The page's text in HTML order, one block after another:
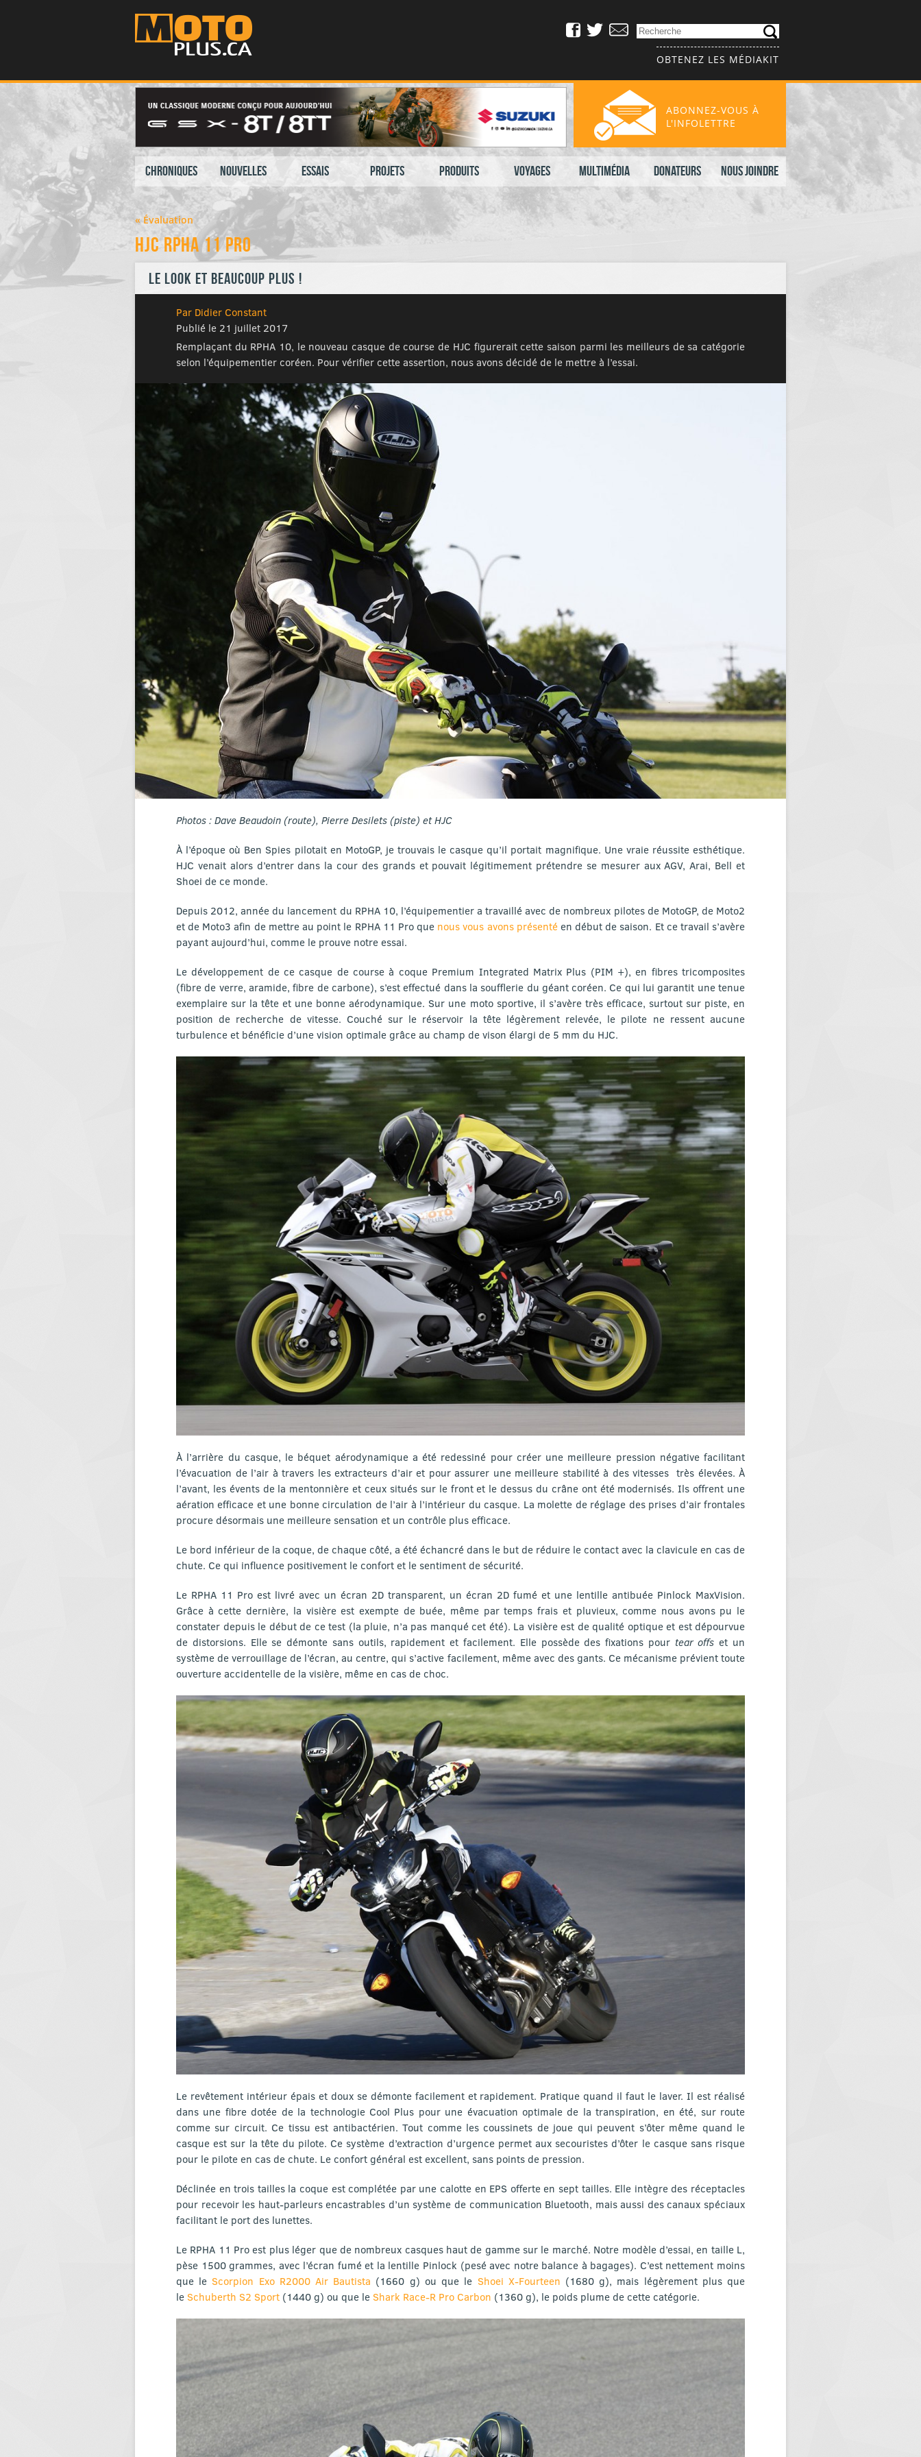
OBTENEZ LES MÉDIAKIT
Chroniques Nouvelles Essais Projets Produits Voyages Multimédia Donateurs Nous joindre
ABONNEZ-VOUS À
L'INFOLETTRE
« Évaluation
HJC RPHA 11 Pro
Le look et beaucoup plus !
Par Didier Constant
Publié le 21 juillet 2017
Remplaçant du RPHA 10, le nouveau casque de course de HJC figurerait cette saison parmi les meilleurs de sa catégorie
selon l’équipementier coréen. Pour vérifier cette assertion, nous avons décidé de le mettre à l’essai.
Photos : Dave Beaudoin (route), Pierre Desilets (piste) et HJC
À l’époque où Ben Spies pilotait en MotoGP, je trouvais le casque qu’il portait magnifique. Une vraie réussite esthétique.
HJC venait alors d’entrer dans la cour des grands et pouvait légitimement prétendre se mesurer aux AGV, Arai, Bell et
Shoei de ce monde.
Depuis 2012, année du lancement du RPHA 10, l’équipementier a travaillé avec de nombreux pilotes de MotoGP, de Moto2
et de Moto3 afin de mettre au point le RPHA 11 Pro que nous vous avons présenté en début de saison. Et ce travail s’avère
payant aujourd’hui, comme le prouve notre essai.
Le développement de ce casque de course à coque Premium Integrated Matrix Plus (PIM +), en fibres tricomposites
(fibre de verre, aramide, fibre de carbone), s’est effectué dans la soufflerie du géant coréen. Ce qui lui garantit une tenue
exemplaire sur la tête et une bonne aérodynamique. Sur une moto sportive, il s’avère très efficace, surtout sur piste, en
position de recherche de vitesse. Couché sur le réservoir la tête légèrement relevée, le pilote ne ressent aucune
turbulence et bénéficie d’une vision optimale grâce au champ de vison élargi de 5 mm du HJC.
À l’arrière du casque, le béquet aérodynamique a été redessiné pour créer une meilleure pression négative facilitant
l’évacuation de l’air à travers les extracteurs d’air et pour assurer une meilleure stabilité à des vitesses très élevées. À
l’avant, les évents de la mentonnière et ceux situés sur le front et le dessus du crâne ont été modernisés. Ils offrent une
aération efficace et une bonne circulation de l’air à l’intérieur du casque. La molette de réglage des prises d’air frontales
procure désormais une meilleure sensation et un contrôle plus efficace.
Le bord inférieur de la coque, de chaque côté, a été échancré dans le but de réduire le contact avec la clavicule en cas de
chute. Ce qui influence positivement le confort et le sentiment de sécurité.
Le RPHA 11 Pro est livré avec un écran 2D transparent, un écran 2D fumé et une lentille antibuée Pinlock MaxVision.
Grâce à cette dernière, la visière est exempte de buée, même par temps frais et pluvieux, comme nous avons pu le
constater depuis le début de ce test (la pluie, n’a pas manqué cet été). La visière est de qualité optique et est dépourvue
de distorsions. Elle se démonte sans outils, rapidement et facilement. Elle possède des fixations pourtear offs et un
système de verrouillage de l’écran, au centre, qui s’active facilement, même avec des gants. Ce mécanisme prévient toute
ouverture accidentelle de la visière, même en cas de choc.
Le revêtement intérieur épais et doux se démonte facilement et rapidement. Pratique quand il faut le laver. Il est réalisé
dans une fibre dotée de la technologie Cool Plus pour une évacuation optimale de la transpiration, en été, sur route
comme sur circuit. Ce tissu est antibactérien. Tout comme les coussinets de joue qui peuvent s’ôter même quand le
casque est sur la tête du pilote. Ce système d’extraction d’urgence permet aux secouristes d’ôter le casque sans risque
pour le pilote en cas de chute. Le confort général est excellent, sans points de pression.
Déclinée en trois tailles la coque est complétée par une calotte en EPS offerte en sept tailles. Elle intègre des réceptacles
pour recevoir les haut-parleurs encastrables d’un système de communication Bluetooth, mais aussi des canaux spéciaux
facilitant le port des lunettes.
Le RPHA 11 Pro est plus léger que de nombreux casques haut de gamme sur le marché. Notre modèle d’essai, en taille L,
pèse 1500 grammes, avec l’écran fumé et la lentille Pinlock (pesé avec notre balance à bagages). C’est nettement moins
que le Scorpion Exo R2000 Air Bautista (1660 g) ou que le Shoei X-Fourteen (1680 g), mais légèrement plus que
le Schuberth S2 Sport (1440 g) ou que le Shark Race-R Pro Carbon (1360 g), le poids plume de cette catégorie.